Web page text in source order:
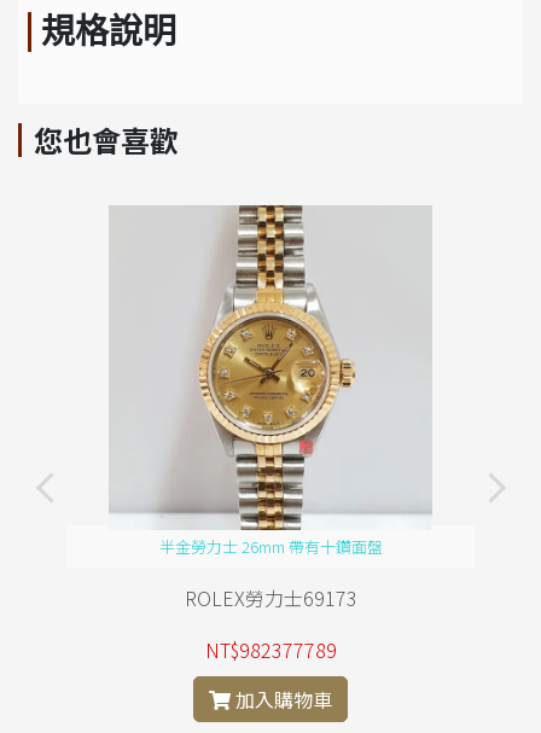
規格說明
您也會喜歡
半金勞力士 26mm 帶有十鑽面盤
ROLEX勞力士69173
NT$982377789
加入購物車